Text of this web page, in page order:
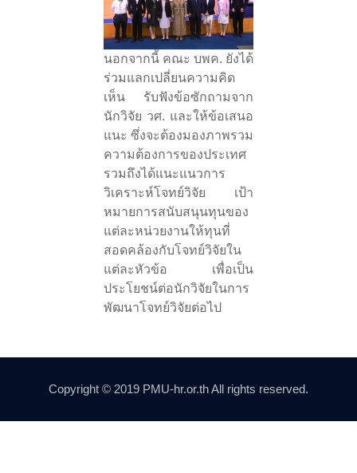
นอกจากนี้ คณะ บพค. ยังได้
ร่วมแลกเปลี่ยนความคิด
เห็น รับฟังข้อซักถามจาก
นักวิจัย วศ. และให้ข้อเสนอ
แนะ ซึ่งจะต้องมองภาพรวม
ความต้องการของประเทศ
รวมถึงได้แนะแนวการ
วิเคราะห์โจทย์วิจัย เป้า
หมายการสนับสนุนทุนของ
แต่ละหน่วยงานให้ทุนที่
สอดคล้องกับโจทย์วิจัยใน
แต่ละหัวข้อ เพื่อเป็น
ประโยชน์ต่อนักวิจัยในการ
พัฒนาโจทย์วิจัยต่อไป
Copyright © 2019 PMU-hr.or.th All rights reserved.